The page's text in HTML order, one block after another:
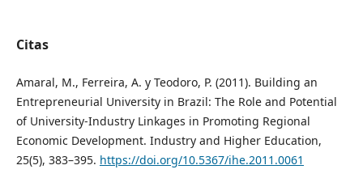
Citas
Amaral, M., Ferreira, A. y Teodoro, P. (2011). Building an
Entrepreneurial University in Brazil: The Role and Potential
of University-Industry Linkages in Promoting Regional
Economic Development. Industry and Higher Education,
25(5), 383–395. https://doi.org/10.5367/ihe.2011.0061